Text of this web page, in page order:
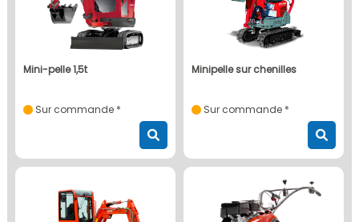
mini-pelle 1,5t
Sur commande *
minipelle sur chenilles
Sur commande *